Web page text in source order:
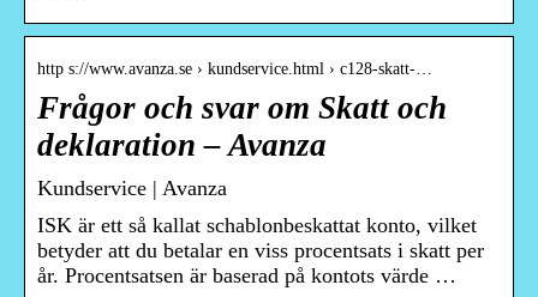
http s://www.avanza.se › kundservice.html › c128-skatt-…
Frågor och svar om Skatt och
deklaration – Avanza
Kundservice | Avanza
ISK är ett så kallat schablonbeskattat konto, vilket
betyder att du betalar en viss procentsats i skatt per
år. Procentsatsen är baserad på kontots värde …